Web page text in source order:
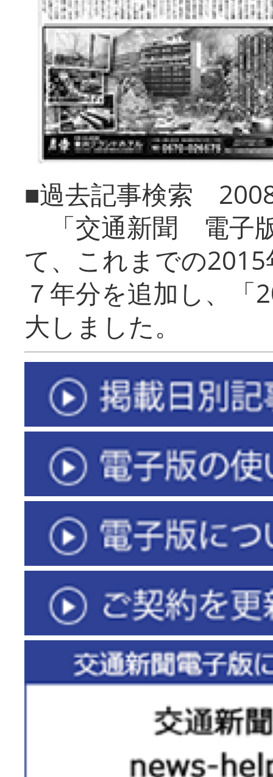
■過去記事検索
「交通新聞 電子
て、これまでの
７年分を追加し、「
大しまし